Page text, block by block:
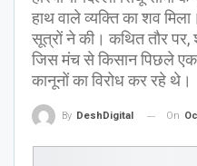
हाथ वाले व्यक्ति का शव
सूत्रों ने की। कथित तौर पर,
जिस मंच से किसान पिछले एक
कानूनों का विरोध कर रहे थे।
By DeshDigital On